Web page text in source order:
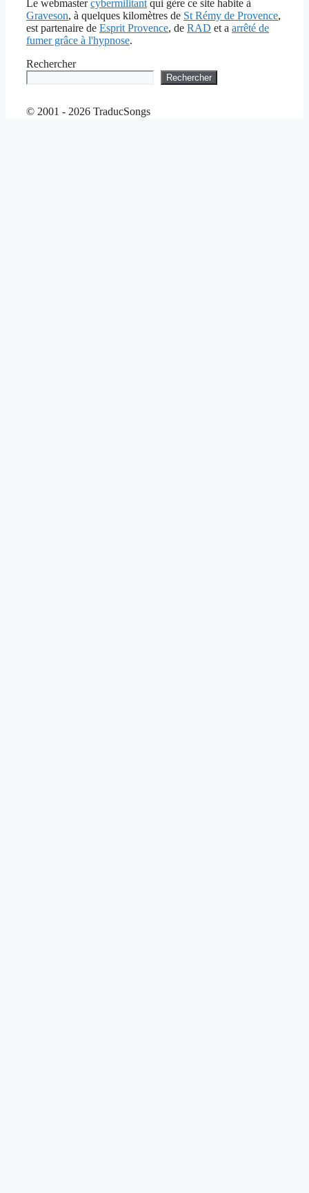
Le webmastercybermilitant qui gère ce site habite à
Graveson, à quelques kilomètres de St Rémy de Provence,
est partenaire de Esprit Provence, de RAD et a arrêté de
fumer grâce à l'hypnose.
Rechercher
Rechercher
© 2001 - 2026 TraducSongs